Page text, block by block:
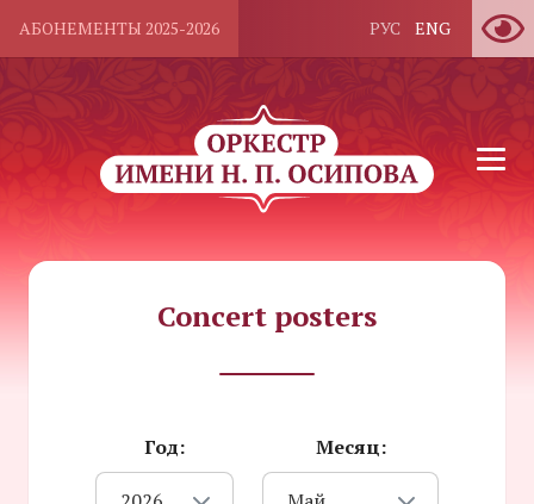
АБОНЕМЕНТЫ 2025-2026 РУС ENG
Concert posters
Год: Месяц: